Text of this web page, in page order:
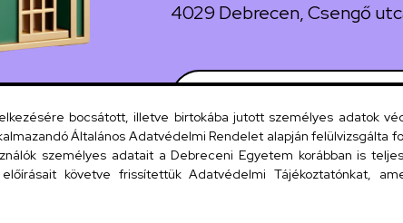
4029 Debrecen, Csengő
UD
bocsátott, illetve birtokába jutott személyes adatok
Általános Adatvédelmi Rendelet alapján felülvizsgálta
személyes adatait a Debreceni Egyetem korábban is
követve frissítettük Adatvédelmi Tájékoztatónkat,